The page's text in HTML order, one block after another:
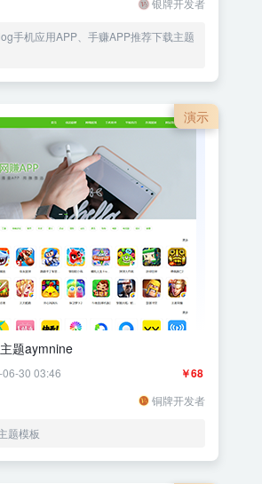
银牌开发者
手机应用APP、手赚APP推荐下载主题
演示
题aymnine
￥68
30 03:46
铜牌开发者
题模板